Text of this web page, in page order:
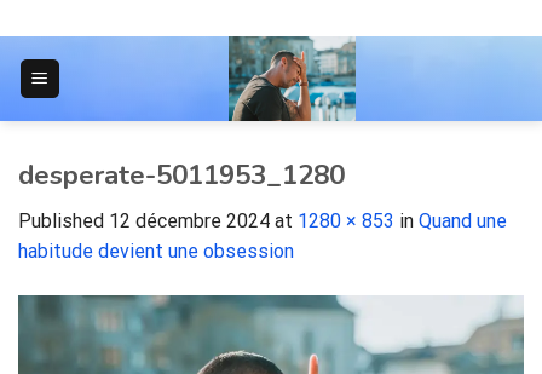
to
content
desperate-5011953_1280
Published 12 décembre 2024 at 1280 × 853 in Quand une
habitude devient une obsession